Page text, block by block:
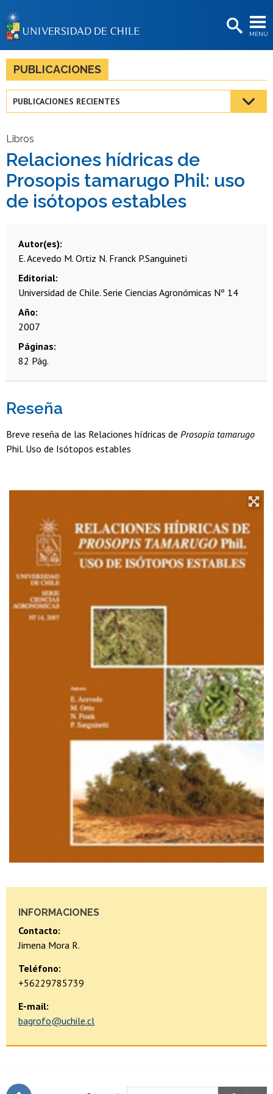
MENÚ
BIBLIOTECAS
LA UNIVERSIDAD
Estudiantes
Funcionarias/os
Egresadas/os
PUBLICACIONES
PUBLICACIONES RECIENTES
Libros
Relaciones hídricas de
Prosopis tamarugo Phil: uso
de isótopos estables
INFORMACIONES
Contacto:
Jimena Mora R.
Teléfono:
+56229785739
E-mail:
bagrofo@uchile.cl
Autor(es)
E. Acevedo M. Ortiz N. Franck P.Sanguineti
Editorial
Universidad de Chile. Serie Ciencias Agronómicas Nº 14
Año
2007
Páginas
82 Pág.
Reseña
Breve reseña de las Relaciones hídricas de Prosopia tamarugo
Phil. Uso de Isótopos estables